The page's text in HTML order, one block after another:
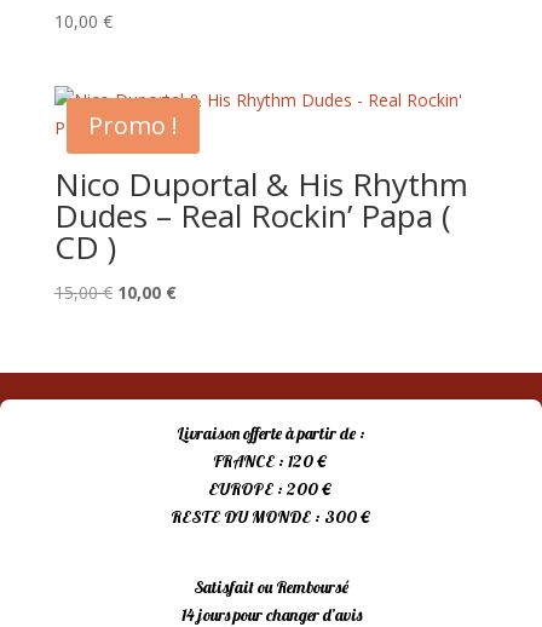
10,00 €
Promo !
Nico Duportal & His Rhythm
Dudes – Real Rockin’ Papa (
CD )
15,00€ Le
était :
15,00 €.
10,00 €Le
est :
10,00 €.
Livraison offerte à partir de :
FRANCE : 120 €
EUROPE : 200 €
RESTE DU MONDE : 300 €
Satisfait ou Remboursé
14 jours pour changer d’avis